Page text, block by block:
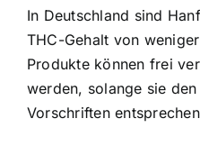
In Deutschland sind
THC-Gehalt von
Produkte können frei
werden, solange sie
Vorschriften